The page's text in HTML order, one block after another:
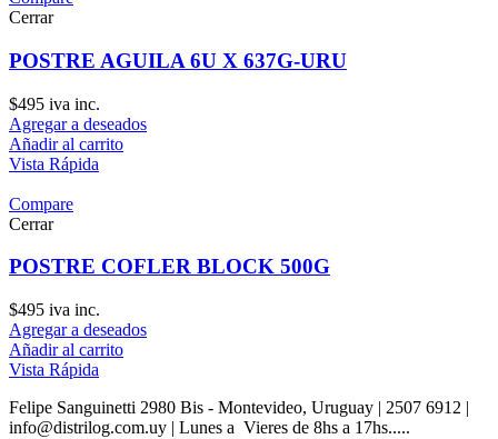
Cerrar
POSTRE AGUILA 6U X 637G-URU
$495 iva inc.
Agregar a deseados
Añadir al carrito
Vista Rápida
Compare
Cerrar
POSTRE COFLER BLOCK 500G
$495 iva inc.
Agregar a deseados
Añadir al carrito
Vista Rápida
Felipe Sanguinetti 2980 Bis - Montevideo, Uruguay | 2507 6912 |
info@distrilog.com.uy | Lunes a Vieres de 8hs a 17hs.....